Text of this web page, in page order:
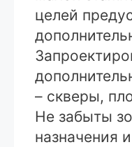
целей
– скверы,
Не забыты
назначения